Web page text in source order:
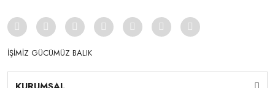
İŞİMİZ GÜCÜMÜZ BALIK